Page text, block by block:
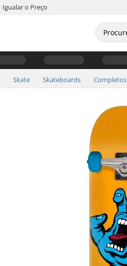
Igualar o Preço
Skate Skateboards Completos